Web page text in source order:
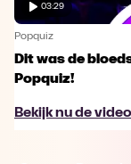
03:29
Popquiz
Dit was de
Popquiz!
Bekijk nu de video